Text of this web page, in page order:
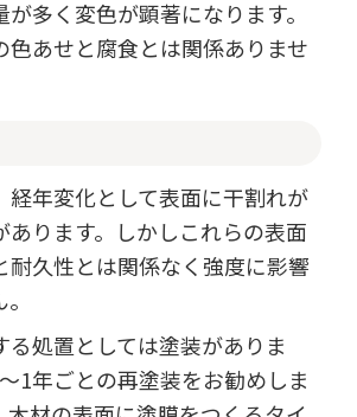
多く変色が顕著になります。
色あせと腐食とは関係ありませ
経年変化として表面に干割れが
あります。しかしこれらの表面
耐久性とは関係なく強度に影響
る処置としては塗装がありま
1年ごとの再塗装をお勧めしま